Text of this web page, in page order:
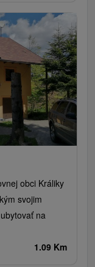
obci Králiky
svojim
na
1.09 Km